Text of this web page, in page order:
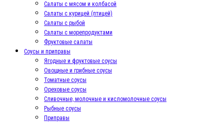
Салаты с мясом и колбасой
Салаты с курицей (птицей)
Салаты с рыбой
Салаты с морепродуктами
Фруктовые салаты
Соусы и приправы
Ягодные и фруктовые соусы
Овощные и грибные соусы
Томатные соусы
Ореховые соусы
Сливочные, молочные и кисломолочные соусы
Рыбные соусы
Приправы